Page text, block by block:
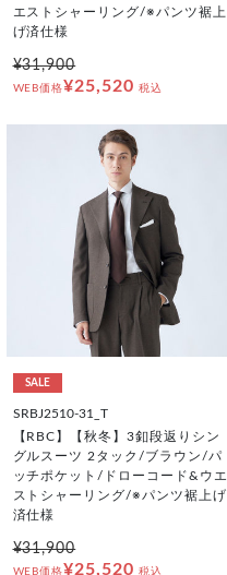
エストシャーリング/※パンツ裾上
げ済仕様
¥31,900
WEB価格¥25,520 税込
SALE
SRBJ2510-31_T
【RBC】【秋冬】3釦段返りシン
グルスーツ 2タック/ブラウン/パ
ッチポケット/ドローコード&ウエ
ストシャーリング/※パンツ裾上げ
済仕様
¥31,900
WEB価格¥25,520 税込